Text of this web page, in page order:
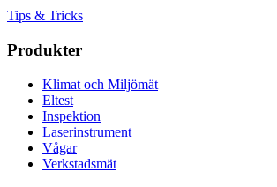
Tips & Tricks
Produkter
Klimat och Miljömät
Eltest
Inspektion
Laserinstrument
Vågar
Verkstadsmät